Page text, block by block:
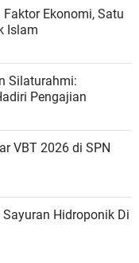
Ekonomi, Satu
Islam
Silaturahmi:
Pengajian
VBT 2026 di SPN
Hidroponik Di